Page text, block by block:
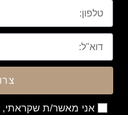
אני מאשר/ת שקראתי,